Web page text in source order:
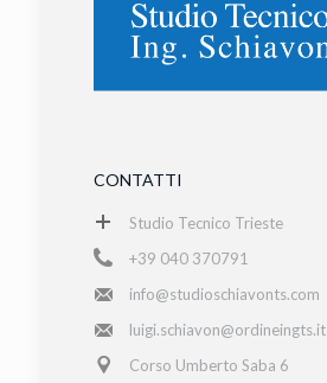
CONTATTI
Studio Tecnico Trieste
+39 040 370791
info@studioschiavonts.com
luigi.schiavon@ordineingts.it
Corso Umberto Saba 6